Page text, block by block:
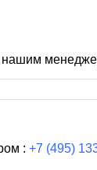
нашим
: +7 (495)